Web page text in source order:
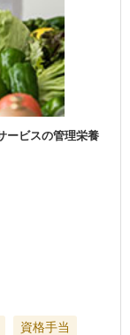
ービスの管理栄養
資格手当